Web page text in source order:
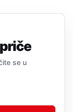
se u